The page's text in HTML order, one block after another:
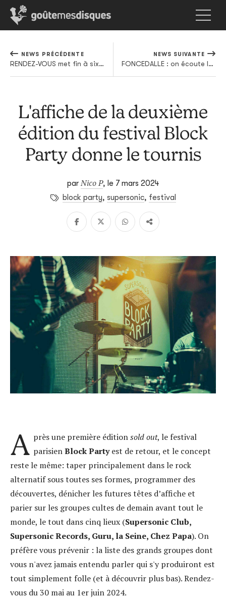
NEWS PRÉCÉDENTE
RENDEZ-VOUS met fin à six années de silence avec fracas
NEWS SUIVANTE
FONCEDALLE : on écoute le premier album en exclusivité
L'affiche de la deuxième
édition du festival Block
Party donne le tournis
parNico P, le 7 mars 2024
block party, supersonic, festival
A près une première éditionsold out, le festival
parisienBlock Partyest de retour, et le concept
reste le même: taper principalement dans le rock
alternatif sous toutes ses formes, programmer des
découvertes, dénicher les futures têtes d’affiche et
parier sur les groupes cultes de demain avant tout le
monde, le tout dans cinq lieux (Supersonic Club,
Supersonic Records, Guru, la Seine, Chez Papa). On
préfère vous prévenir : la liste des grands groupes dont
vous n'avez jamais entendu parler qui s'y produiront est
tout simplement folle (et à découvrir plus bas). Rendez-
vous du 30 mai au 1er juin 2024.